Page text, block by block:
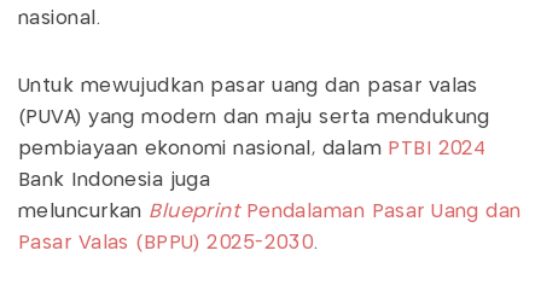
nasional.
Untuk mewujudkan pasar uang dan pasar valas
(PUVA) yang modern dan maju serta mendukung
pembiayaan ekonomi nasional, dalamPTBI 2024
Bank Indonesia juga
meluncurkan BlueprintPendalaman Pasar Uang dan
Pasar Valas (BPPU) 2025-2030.